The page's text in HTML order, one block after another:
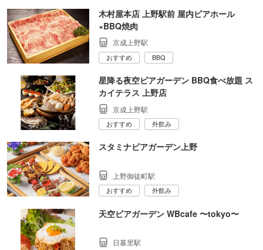
木村屋本店 上野駅前 屋内ビアホール
×BBQ焼肉
京成上野駅
おすすめ BBQ
星降る夜空ビアガーデン BBQ食べ放題 ス
カイテラス 上野店
京成上野駅
おすすめ 外飲み
スタミナビアガーデン上野
上野御徒町駅
おすすめ 外飲み
天空ビアガーデン WBcafe 〜tokyo〜
日暮里駅